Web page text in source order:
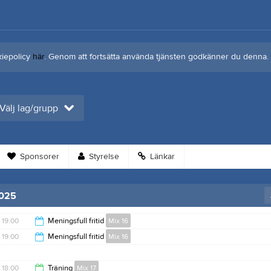
här. Genom att fortsätta använda tjänsten godkänner du denna.
Välj lag/grupp
Sponsorer Styrelse Länkar
19:00 Meningsfull fritid Mix 16
19:00 Meningsfull fritid Mix 16
20:30
18:00 Träning Mix 17